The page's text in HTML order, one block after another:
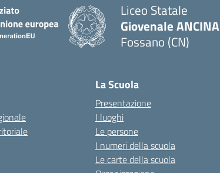
Liceo Statale
Giovenale ANCINA
Fossano (CN)
La Scuola
Presentazione
I luoghi
Le persone
I numeri della scuola
Le carte della scuola